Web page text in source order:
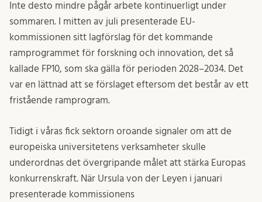
Inte desto mindre pågår arbete kontinuerligt under
sommaren. I mitten av juli presenterade EU-
kommissionen sitt lagförslag för det kommande
ramprogrammet för forskning och innovation, det så
kallade FP10, som ska gälla för perioden 2028–2034. Det
var en lättnad att se förslaget eftersom det består av ett
fristående ramprogram.
Tidigt i våras fick sektorn oroande signaler om att de
europeiska universitetens verksamheter skulle
underordnas det övergripande målet att stärka Europas
konkurrenskraft. När Ursula von der Leyen i januari
presenterade kommissionens